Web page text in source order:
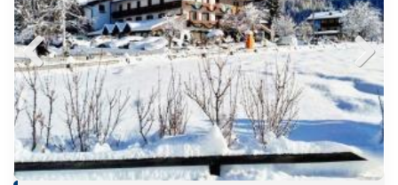
Previ
ous
Next